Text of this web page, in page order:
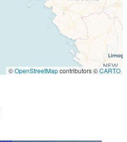
©OpenStreetMapcontributors ©CARTO